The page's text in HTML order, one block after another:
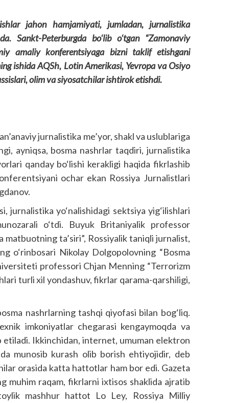
jahon hamjamiyati, jumladan, jurnalistika
Sankt-Peterburgda bo‘lib o‘tgan “Zamonaviy
amaliy konferentsiyaga bizni taklif etishgani
ishida AQSh, Lotin Amerikasi, Yevropa va Osiyo
olim va siyosatchilar ishtirok etishdi.
jurnalistika me’yor, shakl va uslublariga
ayniqsa, bosma nashrlar taqdiri, jurnalistika
qanday bo‘lishi kerakligi haqida fikrlashib
ochar ekan Rossiya Jurnalistlari
jurnalistika yo‘nalishidagi sektsiya yig‘ilishlari
o‘tdi. Buyuk Britaniyalik professor
ta’siri”, Rossiyalik taniqli jurnalist,
o‘rinbosari Nikolay Dolgopolovning “Bosma
professori Chjan Menning “Terrorizm
turli xil yondashuv, fikrlar qarama-qarshiligi,
nashrlarning tashqi qiyofasi bilan bog‘liq.
imkoniyatlar chegarasi kengaymoqda va
Ikkinchidan, internet, umuman elektron
munosib kurash olib borish ehtiyojidir, deb
orasida katta hattotlar ham bor edi. Gazeta
muhim raqam, fikrlarni ixtisos shaklida ajratib
mashhur hattot Lo Ley, Rossiya Milliy